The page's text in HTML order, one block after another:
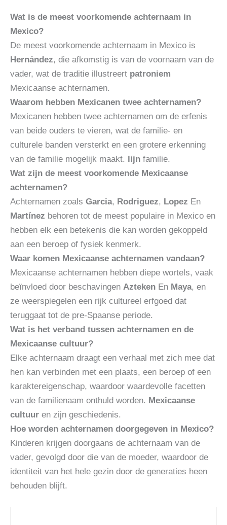
Wat is de meest voorkomende achternaam in
Mexico?
De meest voorkomende achternaam in Mexico is
Hernández, die afkomstig is van de voornaam van de
vader, wat de traditie illustreert patroniem
Mexicaanse achternamen.
Waarom hebben Mexicanen twee achternamen?
Mexicanen hebben twee achternamen om de erfenis
van beide ouders te vieren, wat de familie- en
culturele banden versterkt en een grotere erkenning
van de familie mogelijk maakt. lijn familie.
Wat zijn de meest voorkomende Mexicaanse
achternamen?
Achternamen zoals Garcia, Rodriguez, Lopez En
Martínez behoren tot de meest populaire in Mexico en
hebben elk een betekenis die kan worden gekoppeld
aan een beroep of fysiek kenmerk.
Waar komen Mexicaanse achternamen vandaan?
Mexicaanse achternamen hebben diepe wortels, vaak
beïnvloed door beschavingen Azteken En Maya, en
ze weerspiegelen een rijk cultureel erfgoed dat
teruggaat tot de pre-Spaanse periode.
Wat is het verband tussen achternamen en de
Mexicaanse cultuur?
Elke achternaam draagt ​​een verhaal met zich mee dat
hen kan verbinden met een plaats, een beroep of een
karaktereigenschap, waardoor waardevolle facetten
van de familienaam onthuld worden. Mexicaanse
cultuur en zijn geschiedenis.
Hoe worden achternamen doorgegeven in Mexico?
Kinderen krijgen doorgaans de achternaam van de
vader, gevolgd door die van de moeder, waardoor de
identiteit van het hele gezin door de generaties heen
behouden blijft.